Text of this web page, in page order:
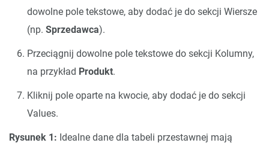
dowolne pole tekstowe, aby dodać je do sekcji Wiersze
(np. Sprzedawca).
Przeciągnij dowolne pole tekstowe do sekcji Kolumny,
na przykład Produkt.
Kliknij pole oparte na kwocie, aby dodać je do sekcji
Values.
Rysunek 1: Idealne dane dla tabeli przestawnej mają